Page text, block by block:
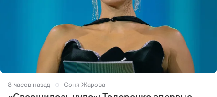
8 часов назад Соня Жарова